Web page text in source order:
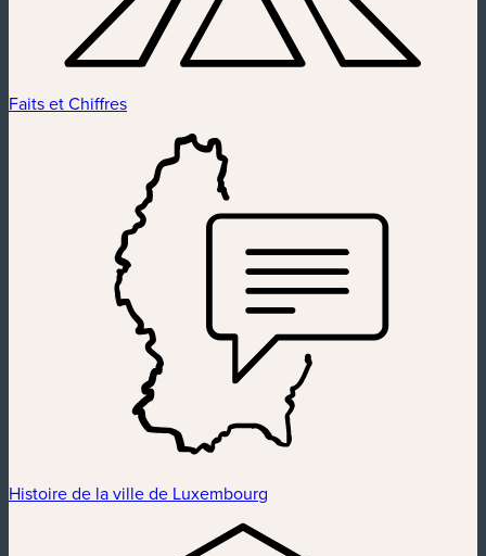
Faits et Chiffres
Histoire de la ville de Luxembourg